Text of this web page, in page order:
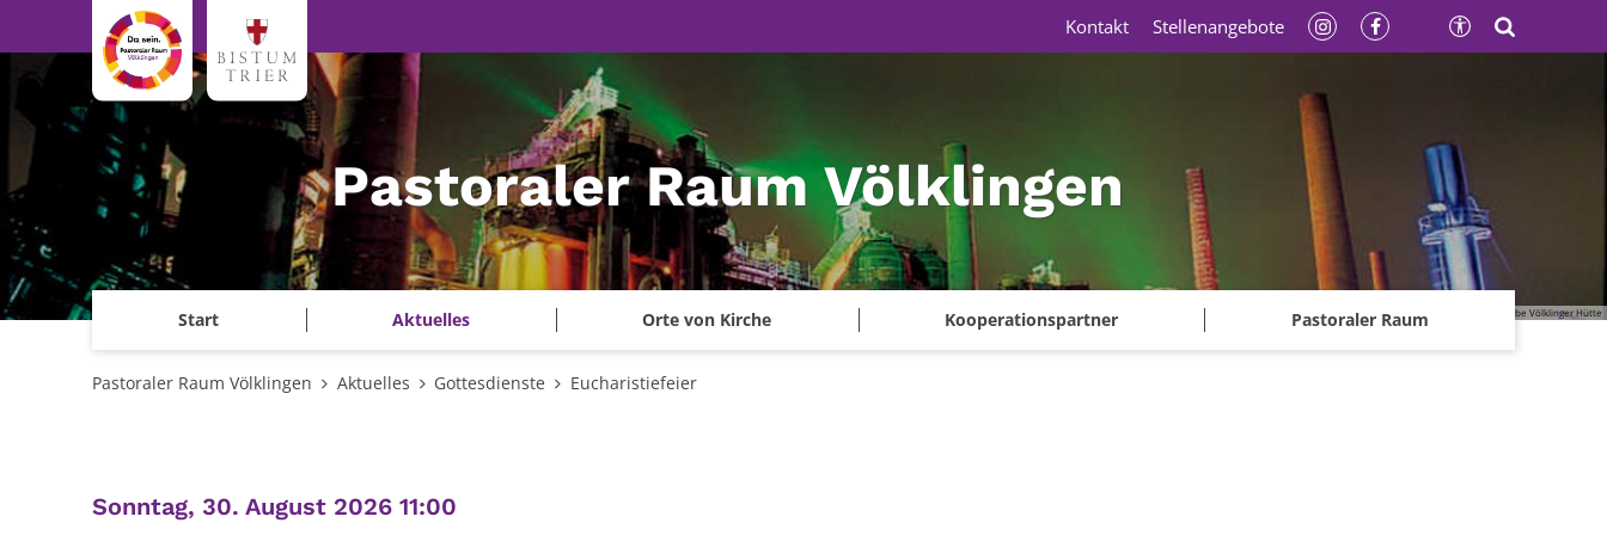
Zum Inhalt springen
© Gerhard Kassner - Weltkulturerbe Völklinger Hütte
Pastoraler Raum Völklingen
Start Aktuelles Orte von Kirche Kooperationspartner Pastoraler Raum
Kontakt Stellenangebote
Pastoraler Raum Völklingen Aktuelles Gottesdienste Eucharistiefeier
Sonntag, 30. August 2026 11:00